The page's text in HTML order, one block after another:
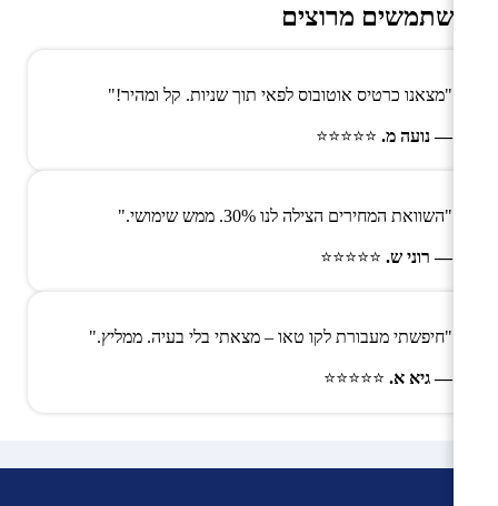
משתמשים מרוצים
"מצאנו כרטיס אוטובוס לפאי תוך שניות. קל ומהיר!"
— נועה מ. ⭐⭐⭐⭐⭐
"השוואת המחירים הצילה לנו 30%. ממש שימושי."
— רוני ש. ⭐⭐⭐⭐⭐
"חיפשתי מעבורת לקו טאו – מצאתי בלי בעיה. ממליץ."
— גיא א. ⭐⭐⭐⭐⭐